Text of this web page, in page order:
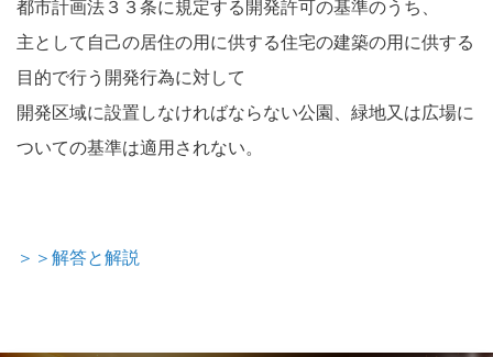
都市計画法３３条に規定する開発許可の基準のうち、
主として自己の居住の用に供する住宅の建築の用に供する
目的で行う開発行為に対して
開発区域に設置しなければならない公園、緑地又は広場に
ついての基準は適用されない。
＞＞解答と解説